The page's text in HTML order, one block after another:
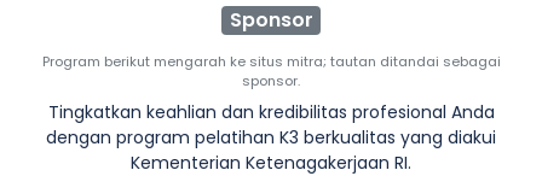
Sponsor
Program berikut mengarah ke situs mitra; tautan ditandai sebagai
sponsor.
Tingkatkan keahlian dan kredibilitas profesional Anda
dengan program pelatihan K3 berkualitas yang diakui
Kementerian Ketenagakerjaan RI.